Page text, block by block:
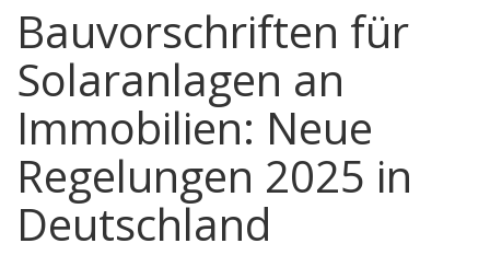
Bauvorschriften für
Solaranlagen an
Immobilien: Neue
Regelungen 2025 in
Deutschland